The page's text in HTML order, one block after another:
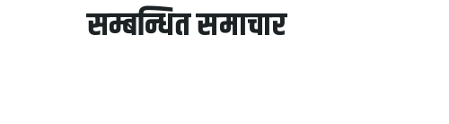
सम्बन्धित समाचार